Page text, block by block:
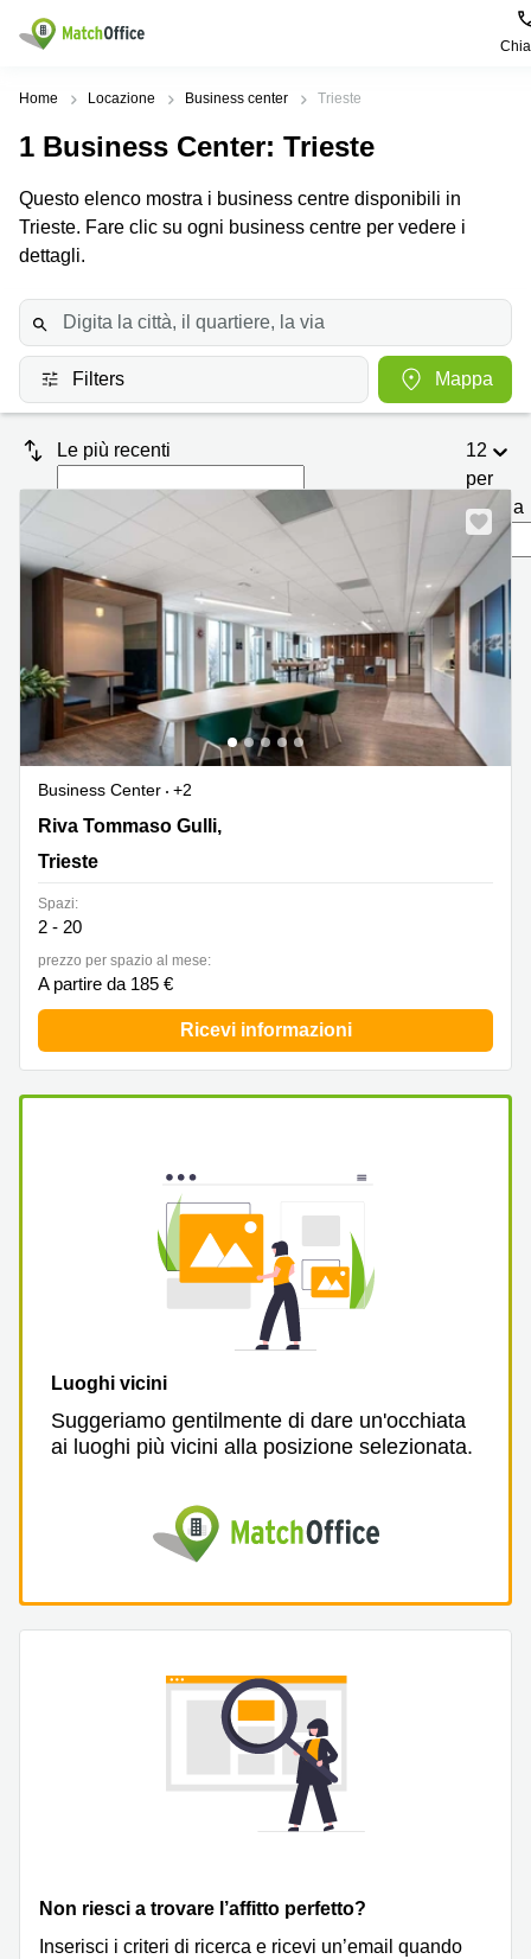
Dare in locazione e affittare
Tipologie di
commerciali
Ufficio
Center
Coworking
Sala
Riunioni
Ufficio
Zone
Genova
Milano
Palermo
Bari
Firenze
Padova
Pescara
Verona
Catania
Bologna
Bergamo
Como
Napoli
Ricerche
Coworking
Lazio
Bologna
Uffici
in
affitto a
Vicenza
Coworking
affitto a
Pescara
Coworking
Business
center
Toscana
Business
center
center
Coworking
Campania
Coworking
Cagliari
Coworking
Pescara
affitto
a
Centers
Aiuto
Chi Siamo
Prezzo
Accesso
Home Locazione Business center Trieste
1 Business Center: Trieste
Questo elenco mostra i business centre disponibili in
Trieste. Fare clic su ogni business centre per vedere i
dettagli.
Filters Mappa
Le più recenti
12
per
pagina
Business Center
+2
Riva Tommaso Gulli, 12, Trieste
Riva Tommaso Gulli,
Trieste
Spazi:
2 - 20
prezzo per spazio al mese:
A partire da 185 €
Ricevi informazioni
Luoghi vicini
Suggeriamo gentilmente di dare un'occhiata
ai luoghi più vicini alla posizione selezionata.
Non riesci a trovare l’affitto perfetto?
Inserisci i criteri di ricerca e ricevi un’email quando